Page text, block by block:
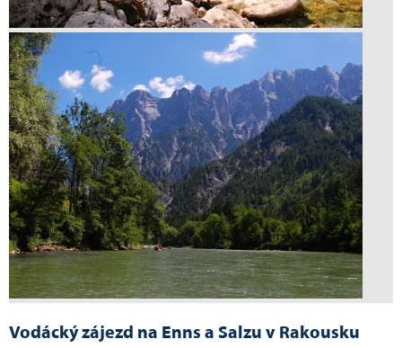
Vodácký zájezd na Enns a Salzu v Rakousku